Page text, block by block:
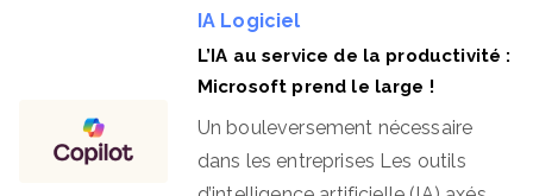
IA Logiciel
L’IA au service de la productivité :
Microsoft prend le large !
Un bouleversement nécessaire
dans les entreprises Les outils